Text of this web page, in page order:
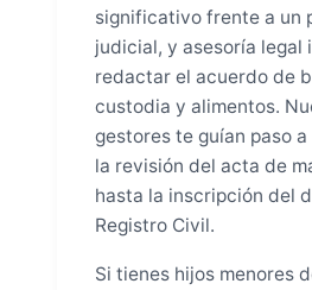
significativo frente a un
judicial, y asesoría legal
redactar el acuerdo de
custodia y alimentos.
gestores te guían paso
la revisión del acta de
hasta la inscripción del
Registro Civil.
Si tienes hijos menores